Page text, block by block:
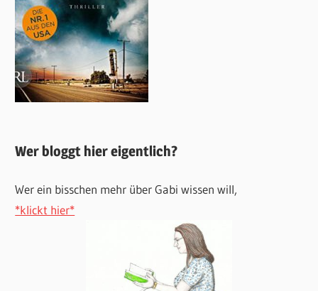
Wer bloggt hier eigentlich?
Wer ein bisschen mehr über Gabi wissen will,
*klickt hier*